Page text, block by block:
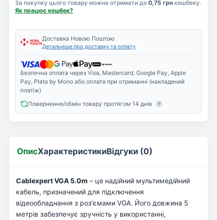
За покупку цього товару можна отримати до 0,75 грн кешбеку.
Як працює кешбек?
Доставка Новою Поштою
Детальніше про доставку та оплату
Безпечна оплата через Visa, Mastercard, Google Pay, Apple
Pay, Plata by Mono або оплата при отриманні (накладений
платіж)
Повернення/обмін товару протягом 14 днів
?
ОписХарактеристикиВідгуки (0)
Cablexpert VGA 5.0m – це надійний мультимедійний
кабель, призначений для підключення
відеообладнання з роз'ємами VGA. Його довжина 5
метрів забезпечує зручність у використанні,